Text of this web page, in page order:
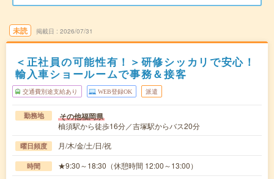
未読 掲載日 2026/07/31
＜正社員の可能性有！＞研修シッカリで安心！
輸入車ショールームで事務＆接客
交通費別途支給あり WEB登録OK 派遣
勤務地 その他福岡県
柚須駅から徒歩16分／吉塚駅からバス20分
曜日頻度 月/木/金/土/日/祝
時間 ★9:30～18:30（休憩時間 12:00～13:00）